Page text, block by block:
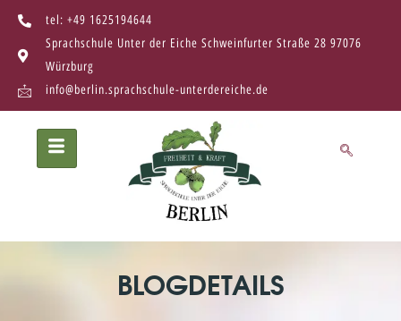
tel: +49 1625194644
Sprachschule Unter der Eiche Schweinfurter Straße 28 97076
Würzburg
info@berlin.sprachschule-unterdereiche.de
BLOGDETAILS